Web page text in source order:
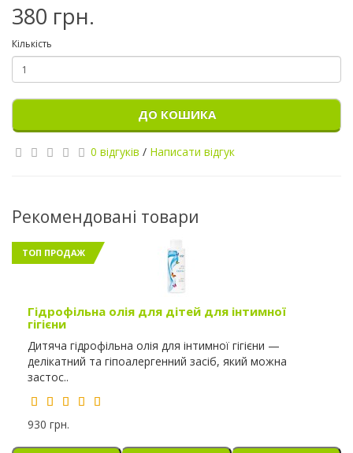
380 грн.
Кількість
ДО КОШИКА
0 відгуків / Написати відгук
Рекомендовані товари
ТОП ПРОДАЖ
Гідрофільна олія для дітей для інтимної
гігієни
Дитяча гідрофільна олія для інтимної гігієни —
делікатний та гіпоалергенний засіб, який можна
застос..
930 грн.